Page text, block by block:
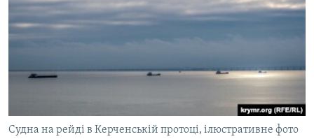
Судна на рейді в Керченській протоці, ілюстративне фото